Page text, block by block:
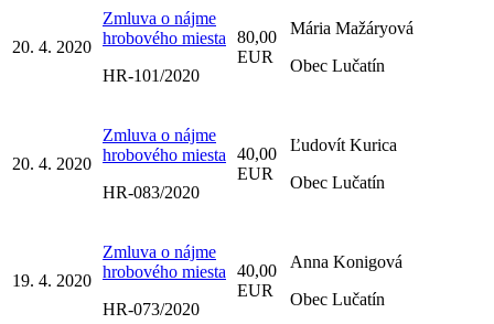
20. 4. 2020
Zmluva o nájme
hrobového miesta
HR-101/2020
80,00
EUR
Mária Mažáryová
Obec Lučatín
20. 4. 2020
Zmluva o nájme
hrobového miesta
HR-083/2020
40,00
EUR
Ľudovít Kurica
Obec Lučatín
19. 4. 2020
Zmluva o nájme
hrobového miesta
HR-073/2020
40,00
EUR
Anna Konigová
Obec Lučatín